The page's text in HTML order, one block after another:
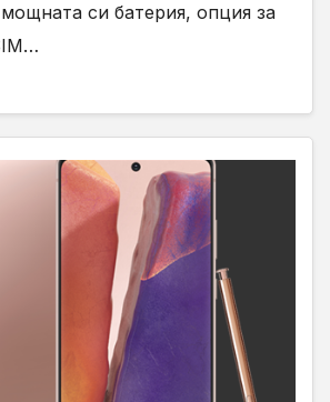
си батерия, опция за